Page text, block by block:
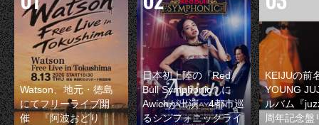
Watson、地元・徳島
にてフリーライブ開
催 『阿波おどり
日本初上陸の『Red
Bull Symphonic』に
Awichが出演 4都市巡
るシンフォニックライ
KEIJUの前
YOUNG
ルバム『
周年記念盤